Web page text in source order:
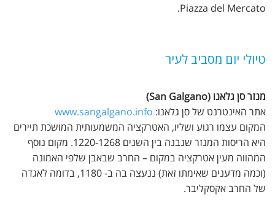
Piazza del Mercato.
טיולי יום מסביב לעיר
מנזר סן גלאנו (San Galgano)
אתר האינטרנט של סן גלאנו: www.sangalgano.info
המקום עצמו רגוע ושליו, האטרקציה המשמעותית המושכת תיירים
היא הריסות המנזר שנבנה בין השנים 1220-1268. מקום נוסף
המהווה מעין אטרקציה במקום – החרב שבאבן שלפי האמונה
(וכמה מדענים שאימתו זאת) ננעצה בה ב- 1180, בדומה לאגדה
של החרב אקסקליבר.